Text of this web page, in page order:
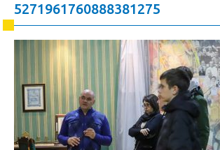
5271961760888381275